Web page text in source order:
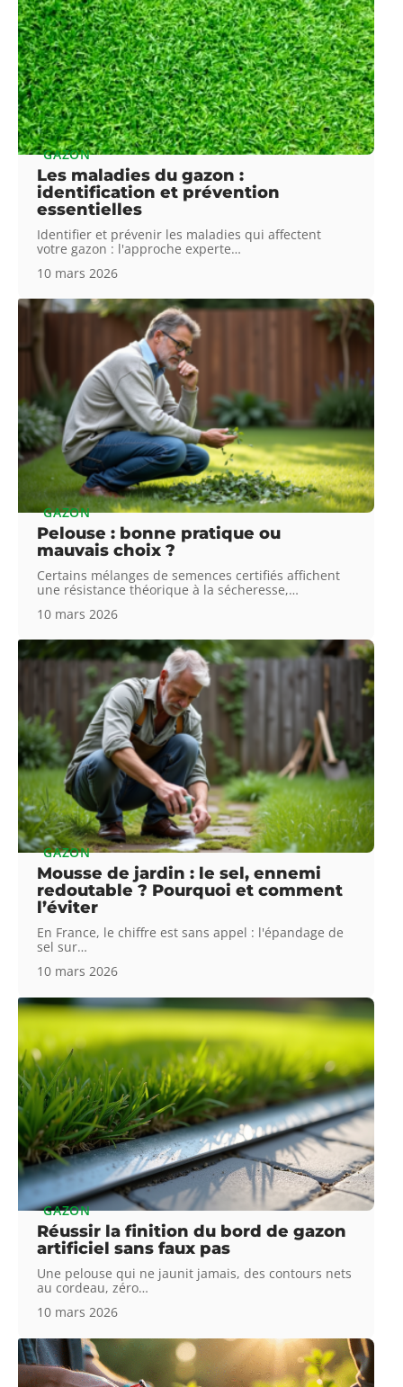
GAZON
Les maladies du gazon :
identification et prévention
essentielles
Identifier et prévenir les maladies qui affectent
votre gazon : l'approche experte…
10 mars 2026
GAZON
Pelouse : bonne pratique ou
mauvais choix ?
Certains mélanges de semences certifiés affichent
une résistance théorique à la sécheresse,…
10 mars 2026
GAZON
Mousse de jardin : le sel, ennemi
redoutable ? Pourquoi et comment
l’éviter
En France, le chiffre est sans appel : l'épandage de
sel sur…
10 mars 2026
GAZON
Réussir la finition du bord de gazon
artificiel sans faux pas
Une pelouse qui ne jaunit jamais, des contours nets
au cordeau, zéro…
10 mars 2026